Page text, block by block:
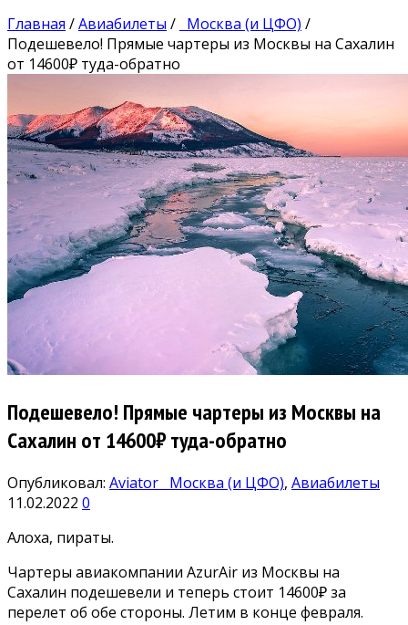
Главная /Авиабилеты / Москва (и ЦФО) /
Подешевело! Прямые чартеры из Москвы на Сахалин
от 14600₽ туда-обратно
Подешевело! Прямые чартеры из Москвы на
Сахалин от 14600₽ туда-обратно
Опубликовал: Aviator Москва (и ЦФО), Авиабилеты
11.02.2022 0
Алоха, пираты.
Чартеры авиакомпании AzurAir из Москвы на
Сахалин подешевели и теперь стоит 14600₽ за
перелет об обе стороны. Летим в конце февраля.